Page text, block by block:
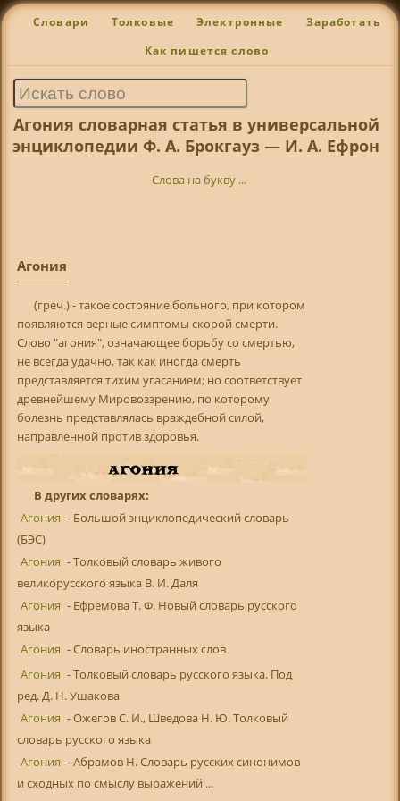
Словари Толковые Электронные Заработать
Как пишется слово
Агония словарная статья в универсальной
энциклопедии Ф. А. Брокгауз — И. А. Ефрон
Слова на букву ...
Агония
(греч.) - такое состояние больного, при котором
появляются верные симптомы скорой смерти.
Слово "агония", означающее борьбу со смертью,
не всегда удачно, так как иногда смерть
представляется тихим угасанием; но соответствует
древнейшему Mиpoвоззрению, по которому
болезнь представлялась враждебной силой,
направленной против здоровья.
В других словарях:
Агония - Большой энциклопедический словарь
(БЭС)
Агония - Толковый словарь живого
великорусского языка В. И. Даля
Агония - Ефремова Т. Ф. Новый словарь русского
языка
Агония - Словарь иностранных слов
Агония - Толковый словарь русского языка. Под
ред. Д. Н. Ушакова
Агония - Ожегов С. И., Шведова Н. Ю. Толковый
словарь русского языка
Агония - Абрамов Н. Словарь русских синонимов
и сходных по смыслу выражений ...